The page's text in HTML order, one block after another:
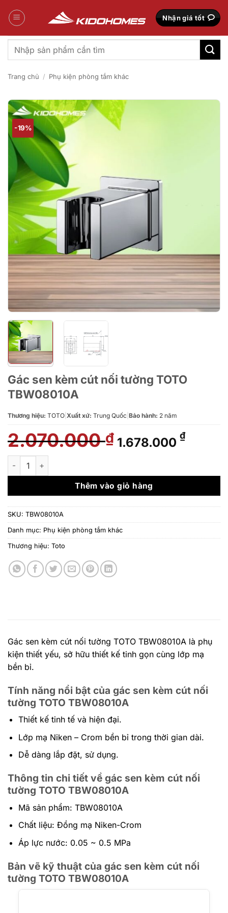
qua
Nhận giá tốt
Tìm
kiếm:
Trang chủ / Phụ kiện phòng tắm khác
-19%
Gác sen kèm cút nối tường TOTO
TBW08010A
Thương hiệu: TOTO Xuất xứ: Trung Quốc Bảo hành: 2 năm
2.070.000₫ Giá
gốc
2.070.000 ₫.
1.678.000 ₫Giá
là:
Gác sen kèm cút nối tường TOTO TBW08010A số lượng
Thêm vào giỏ hàng
SKU: TBW08010A
Danh mục: Phụ kiện phòng tắm khác
Thương hiệu: Toto
Gác sen kèm cút nối tường TOTO TBW08010A là phụ
kiện thiết yếu, sở hữu thiết kế tinh gọn cùng lớp mạ
bền bỉ.
Tính năng nổi bật của gác sen kèm cút nối
tường TOTO TBW08010A
Thiết kế tinh tế và hiện đại.
Lớp mạ Niken – Crom bền bỉ trong thời gian dài.
Dễ dàng lắp đặt, sử dụng.
Thông tin chi tiết về gác sen kèm cút nối
tường TOTO TBW08010A
Mã sản phẩm: TBW08010A
Chất liệu: Đồng mạ Niken-Crom
Áp lực nước: 0.05 ~ 0.5 MPa
Bản vẽ kỹ thuật của gác sen kèm cút nối
tường TOTO TBW08010A